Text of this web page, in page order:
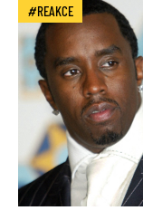
REAKCE